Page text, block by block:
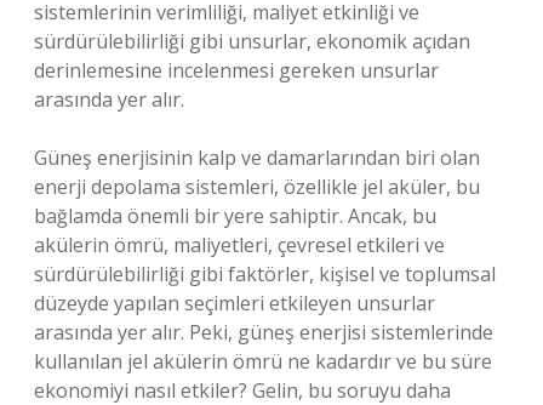
sistemlerinin verimliliği, maliyet etkinliği ve
sürdürülebilirliği gibi unsurlar, ekonomik açıdan
derinlemesine incelenmesi gereken unsurlar
arasında yer alır.
Güneş enerjisinin kalp ve damarlarından biri olan
enerji depolama sistemleri, özellikle jel aküler, bu
bağlamda önemli bir yere sahiptir. Ancak, bu
akülerin ömrü, maliyetleri, çevresel etkileri ve
sürdürülebilirliği gibi faktörler, kişisel ve toplumsal
düzeyde yapılan seçimleri etkileyen unsurlar
arasında yer alır. Peki, güneş enerjisi sistemlerinde
kullanılan jel akülerin ömrü ne kadardır ve bu süre
ekonomiyi nasıl etkiler? Gelin, bu soruyu daha